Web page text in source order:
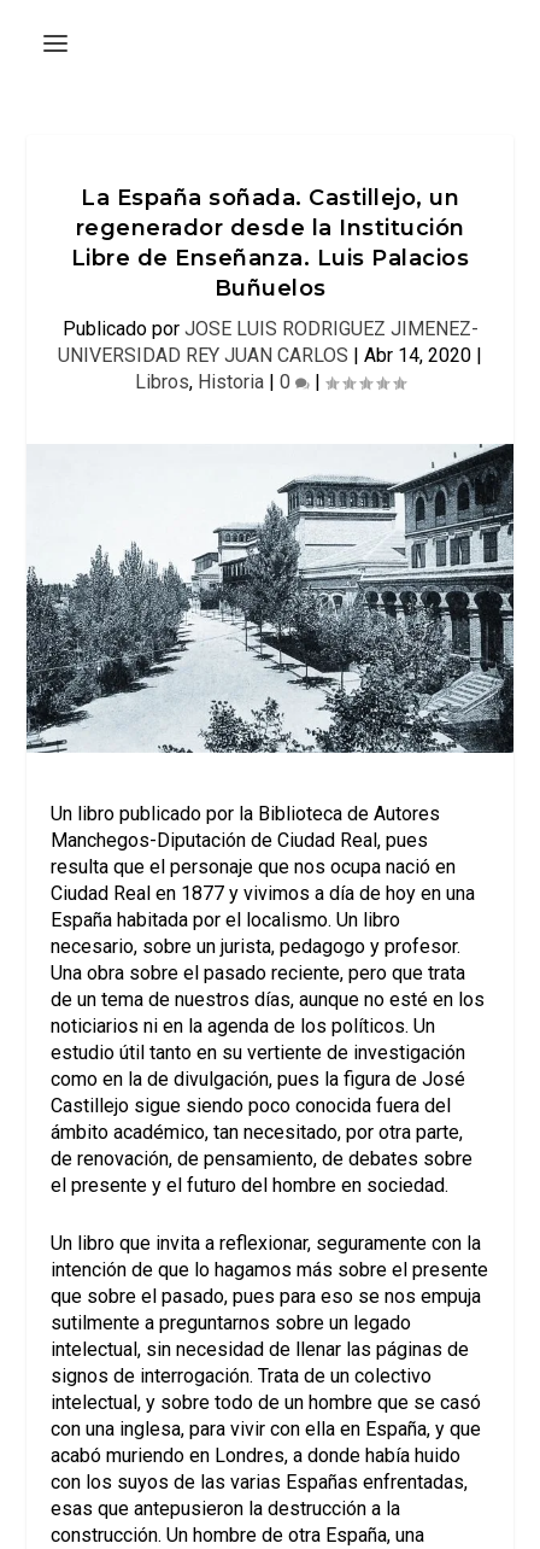
La España soñada. Castillejo, un
regenerador desde la Institución
Libre de Enseñanza. Luis Palacios
Buñuelos
Publicado por JOSE LUIS RODRIGUEZ JIMENEZ-
UNIVERSIDAD REY JUAN CARLOS | Abr 14, 2020 |
Libros, Historia | 0 |
Un libro publicado por la Biblioteca de Autores
Manchegos-Diputación de Ciudad Real, pues
resulta que el personaje que nos ocupa nació en
Ciudad Real en 1877 y vivimos a día de hoy en una
España habitada por el localismo. Un libro
necesario, sobre un jurista, pedagogo y profesor.
Una obra sobre el pasado reciente, pero que trata
de un tema de nuestros días, aunque no esté en los
noticiarios ni en la agenda de los políticos. Un
estudio útil tanto en su vertiente de investigación
como en la de divulgación, pues la figura de José
Castillejo sigue siendo poco conocida fuera del
ámbito académico, tan necesitado, por otra parte,
de renovación, de pensamiento, de debates sobre
el presente y el futuro del hombre en sociedad.
Un libro que invita a reflexionar, seguramente con la
intención de que lo hagamos más sobre el presente
que sobre el pasado, pues para eso se nos empuja
sutilmente a preguntarnos sobre un legado
intelectual, sin necesidad de llenar las páginas de
signos de interrogación. Trata de un colectivo
intelectual, y sobre todo de un hombre que se casó
con una inglesa, para vivir con ella en España, y que
acabó muriendo en Londres, a donde había huido
con los suyos de las varias Españas enfrentadas,
esas que antepusieron la destrucción a la
construcción. Un hombre de otra España, una